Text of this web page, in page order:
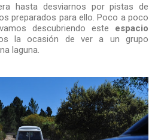
hasta desviarnos por pistas de
preparados para ello. Poco a poco
descubriendo este espacio
la ocasión de ver a un grupo
laguna.